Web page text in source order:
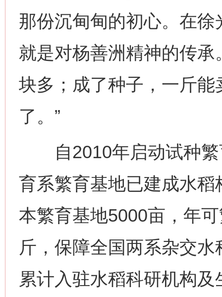
那份沉甸甸的初心。在
就是对杨善洲精神的传承
块多；成了种子，一斤
了。”
自2010年启动试种繁
育系繁育基地已建成水
本繁育基地5000亩，年
斤，保障全国两系杂交
累计入驻水稻科研机构